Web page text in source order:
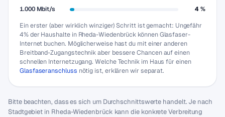
1.000 Mbit/s
4 %
Ein erster (aber wirklich winziger) Schritt ist gemacht: Ungefähr
4% der Haushalte in Rheda-Wiedenbrück können Glasfaser-
Internet buchen. Möglicherweise hast du mit einer anderen
Breitband-Zugangstechnik aber bessere Chancen auf einen
schnellen Internetzugang. Welche Technik im Haus für einen
Glasfaseranschluss nötig ist, erklären wir separat.
Bitte beachten, dass es sich um Durchschnittswerte handelt. Je nach
Stadtgebiet in Rheda-Wiedenbrück kann die konkrete Verbreitung